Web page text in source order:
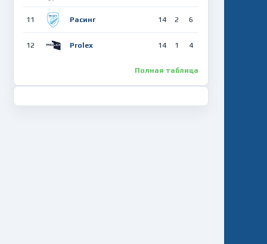
«РЦОП-БГУ» (ул. Семашко, 13)
Высшая лига АЛФ – 2026
Запад-3-VISAHOT Спартак
11 Расинг 14 2 6
12 Prolex 14 1 4
Полная таблица